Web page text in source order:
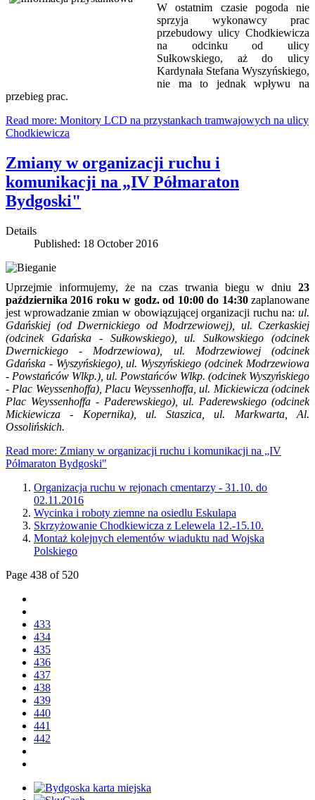
W ostatnim czasie pogoda nie
sprzyja wykonawcy prac
przebudowy ulicy Chodkiewicza
na odcinku od ulicy
Sułkowskiego, aż do ulicy
Kardynała Stefana Wyszyńskiego,
nie ma to jednak wpływu na
przebieg prac.
Read more: Monitory LCD na przystankach tramwajowych na ulicy
Chodkiewicza
Zmiany w organizacji ruchu i
komunikacji na „IV Półmaraton
Bydgoski"
Details
Published: 18 October 2016
Uprzejmie informujemy, że na czas trwania biegu w dniu 23
października 2016 roku w godz. od 10:00 do 14:30zaplanowane
jest wprowadzanie zmian w obowiązującej organizacji ruchu na: ul.
Gdańskiej (od Dwernickiego od Modrzewiowej), ul. Czerkaskiej
(odcinek Gdańska - Sułkowskiego), ul. Sułkowskiego (odcinek
Dwernickiego - Modrzewiowa), ul. Modrzewiowej (odcinek
Gdańska - Wyszyńskiego), ul. Wyszyńskiego (odcinek Modrzewiowa
- Powstańców Wlkp.), ul. Powstańców Wlkp. (odcinek Wyszyńskiego
- Plac Weyssenhoffa), Placu Weyssenhoffa, ul. Mickiewicza (odcinek
Plac Weyssenhoffa - Paderewskiego), ul. Paderewskiego (odcinek
Mickiewicza - Kopernika), ul. Staszica, ul. Markwarta, Al.
Ossolińskich.
Read more: Zmiany w organizacji ruchu i komunikacji na „IV
Półmaraton Bydgoski"
Organizacja ruchu w rejonach cmentarzy - 31.10. do
02.11.2016
Wycinka i roboty ziemne na osiedlu Eskulapa
Skrzyżowanie Chodkiewicza z Lelewela 12.-15.10.
Montaż kolejnych elementów wiaduktu nad Wojska
Polskiego
Page 438 of 520
433
434
435
436
437
438
439
440
441
442